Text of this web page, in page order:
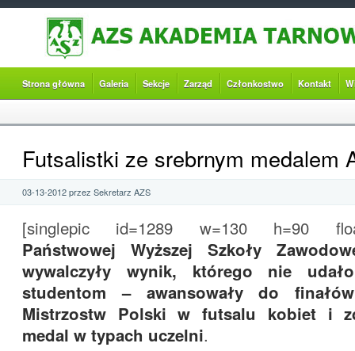
Strona główna Galeria Sekcje Zarząd Członkostwo Kontakt
Futsalistki ze srebrnym medalem
03-13-2012 przez Sekretarz AZS
[singlepic id=1289 w=130 h=90
Państwowej Wyższej Szkoły
wywalczyły wynik, którego nie
studentom – awansowały do
Mistrzostw Polski w futsalu kobiet i
medal w typach uczelni.